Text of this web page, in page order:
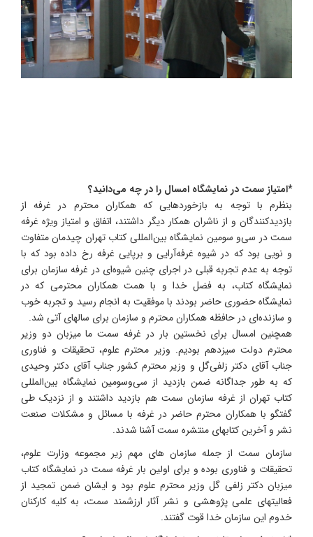
*امتیاز سمت در نمایشگاه امسال را در چه می‌دانید؟
بنظرم با توجه به بازخوردهایی که همکاران محترم در غرفه از
بازدیدکنندگان و از ناشران همکار دیگر داشتند، اتفاق و امتیاز ویژه غرفه
سمت در سی‌و سومین نمایشگاه بین‌المللی کتاب تهران چیدمان متفاوت
و نویی بود که در شیوه غرفه‌آرایی و برپایی غرفه رخ داده بود که با
توجه به عدم تجربه قبلی در اجرای چنین شیوه‌ای در غرفه‌ سازمان برای
نمایشگاه کتاب، به فضل خدا و با همت همکاران محترمی که در
نمایشگاه حضوری حاضر بودند با موفقیت به انجام رسید و تجربه خوب
و سازنده‌ای در حافظه همکاران محترم و سازمان برای سالهای آتی شد.
همچنین امسال برای نخستین بار در غرفه سمت ما میزبان دو وزیر
محترم دولت سیزدهم بودیم. وزیر محترم علوم، تحقیقات و فناوری
جناب آقای دکتر زلفی‌گل و وزیر محترم کشور جناب آقای دکتر وحیدی
که به طور جداگانه ضمن بازدید از سی‌وسومین نمایشگاه بین‌المللی
کتاب تهران از غرفه سازمان سمت هم بازدید داشتند و از نزدیک طی
گفتگو با همکاران محترم حاضر در غرفه با مسائل و مشکلات صنعت
نشر و آخرین کتابهای منتشره سمت آشنا شدند.
سازمان سمت از جمله سازمان های مهم زیر مجموعه وزارت علوم،
تحقیقات و فناوری بوده و برای اولین بار غرفه سمت در نمایشگاه کتاب
میزبان دکتر زلفی گل وزیر محترم علوم بود و ایشان ضمن تمجید از
فعالیتهای علمی پژوهشی و نشر آثار ارزشمند سمت، به کلیه کارکنان
خدوم این سازمان خدا قوت گفتند.